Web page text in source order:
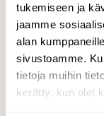
tukemiseen ja
jaamme
alan
sivustoamme.
tietoja muihin
kerätty, kun olet